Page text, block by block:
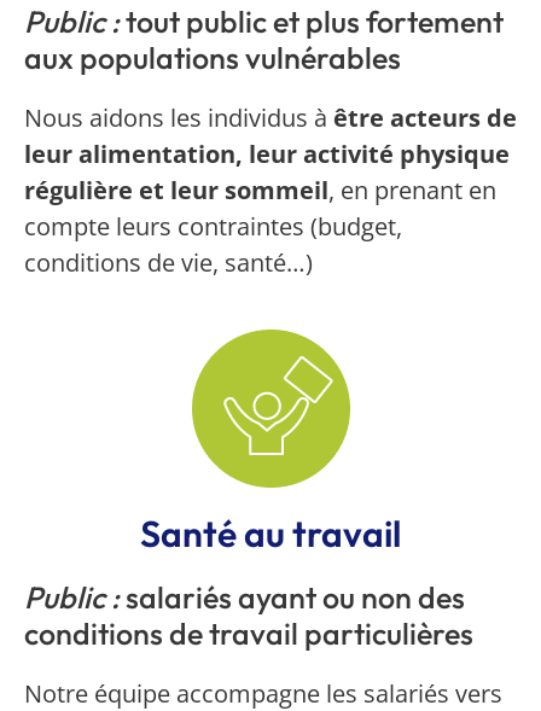
Public :tout public et plus fortement
aux populations vulnérables
Nous aidons les individus à être acteurs de
leur alimentation, leur activité physique
régulière et leur sommeil, en prenant en
compte leurs contraintes (budget,
conditions de vie, santé…)
Santé au travail
Public :salariés ayant ou non des
conditions de travail particulières
Notre équipe accompagne les salariés vers